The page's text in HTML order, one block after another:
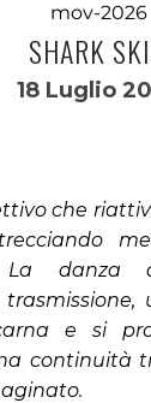
mov-2026
SHARK
18 Luglio
che
La danza
e si
continuità